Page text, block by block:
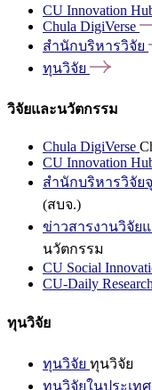
CU Innovation
Chula DigiVerse
สำนักบริหารวิจัย
ทุนวิจัย
วิจัยและนวัตกรรม
Chula DigiVerse
CU Innovation
สำนักบริหารวิจัย
(สบจ.)
ข่าวสารงานวิจัย
นวัตกรรม
CU Social
CU-Daily Research
ทุนวิจัย
ทุนวิจัย ทุนวิจัย
ทุนวิจัยในประเทศ